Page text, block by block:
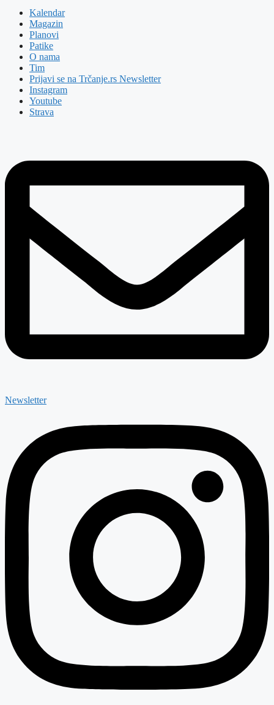
Kalendar
Magazin
Planovi
Patike
O nama
Tim
Prijavi se na Trčanje.rs Newsletter
Instagram
Youtube
Strava
Newsletter